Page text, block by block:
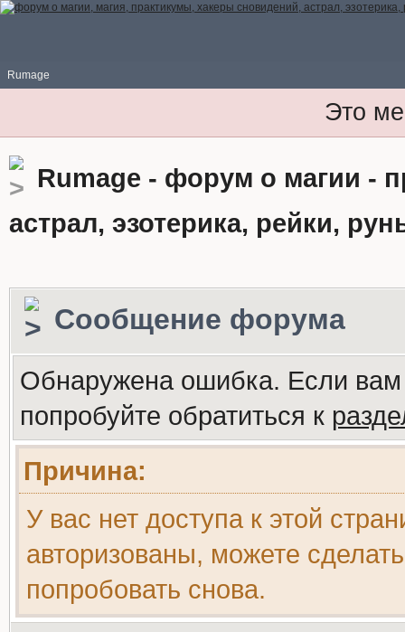
Rumage
Это
Rumage - форум о магии -
астрал, эзотерика, рейки,
Сообщение форума
Обнаружена ошибка. Если
попробуйте обратиться к
Причина:
У вас нет доступа к этой
авторизованы, можете
попробовать снова.